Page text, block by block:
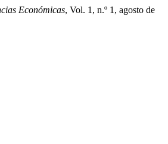
Económicas, Vol. 1, n.º 1, agosto de